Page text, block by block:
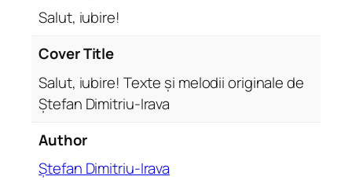
i
Salut, iubire!
Cover Title
Salut, iubire! Texte și melodii originale de
Ștefan Dimitriu-Irava
Author
Ștefan Dimitriu-Irava